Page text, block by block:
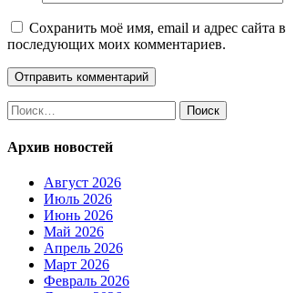
Сохранить моё имя, email и адрес сайта
последующих моих комментариев.
Найти:
Архив новостей
Август 2026
Июль 2026
Июнь 2026
Май 2026
Апрель 2026
Март 2026
Февраль 2026